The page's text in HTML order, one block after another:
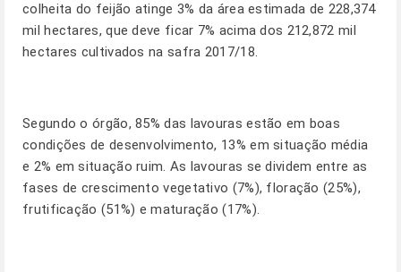
colheita do feijão atinge 3% da área estimada de 228,374
mil hectares, que deve ficar 7% acima dos 212,872 mil
hectares cultivados na safra 2017/18.
Segundo o órgão, 85% das lavouras estão em boas
condições de desenvolvimento, 13% em situação média
e 2% em situação ruim. As lavouras se dividem entre as
fases de crescimento vegetativo (7%), floração (25%),
frutificação (51%) e maturação (17%).